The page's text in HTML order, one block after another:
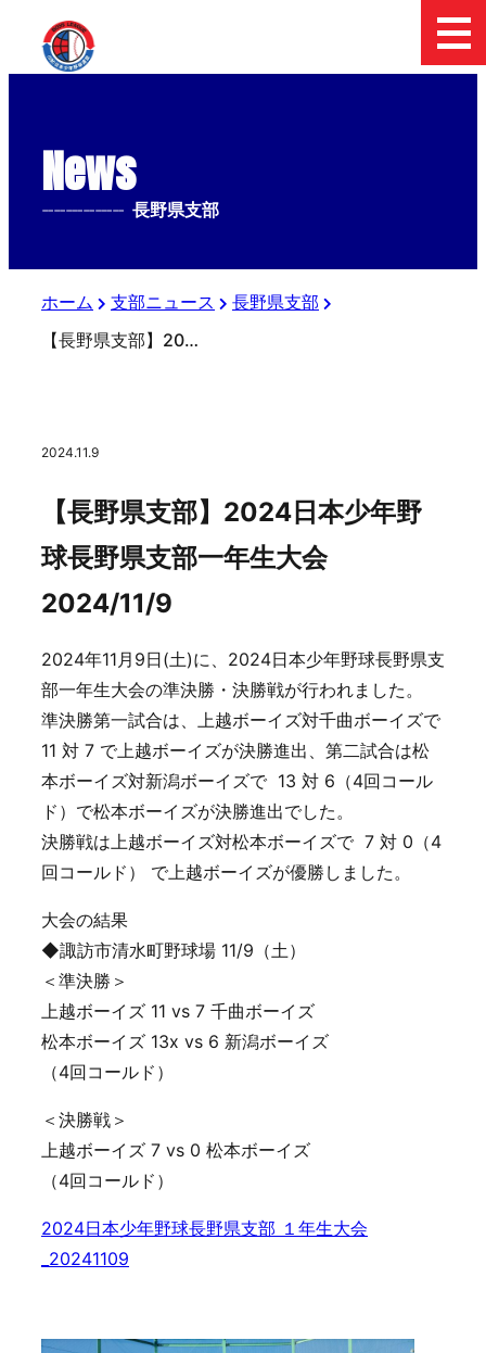
News
-------------- 長野県支部
ホーム 支部ニュース
長野県支部
【長野県支部】2024日本少年野球長野県支部一年生大会 2024/11/9
2024.11.9
【長野県支部】2024日本少年野
球長野県支部一年生大会
2024/11/9
2024年11月9日(土)に、2024日本少年野球長野県支
部一年生大会の準決勝・決勝戦が行われました。
準決勝第一試合は、上越ボーイズ対千曲ボーイズで
11 対 7 で上越ボーイズが決勝進出、第二試合は松
本ボーイズ対新潟ボーイズで 13 対 6（4回コール
ド）で松本ボーイズが決勝進出でした。
決勝戦は上越ボーイズ対松本ボーイズで 7 対 0（4
回コールド） で上越ボーイズが優勝しました。
大会の結果
◆諏訪市清水町野球場 11/9（土）
＜準決勝＞
上越ボーイズ 11 vs 7 千曲ボーイズ
松本ボーイズ 13x vs 6 新潟ボーイズ
（4回コールド）
＜決勝戦＞
上越ボーイズ 7 vs 0 松本ボーイズ
（4回コールド）
2024日本少年野球長野県支部 １年生大会
_20241109